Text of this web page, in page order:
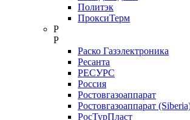
Политэк
ПроксиТерм
Р
Р
Раско Газэлектроника
Ресанта
РЕСУРС
Россия
Ростовгазоаппарат
Ростовгазоаппарат
РосТурПласт